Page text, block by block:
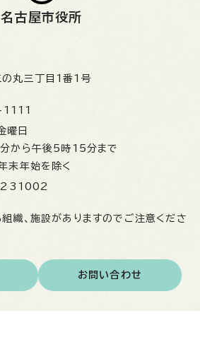
名古屋市役所
の丸三丁目1番1号
曜日
から午後5時15分まで
末年始を除く
織、施設がありますのでご注意くださ
お問い合わせ